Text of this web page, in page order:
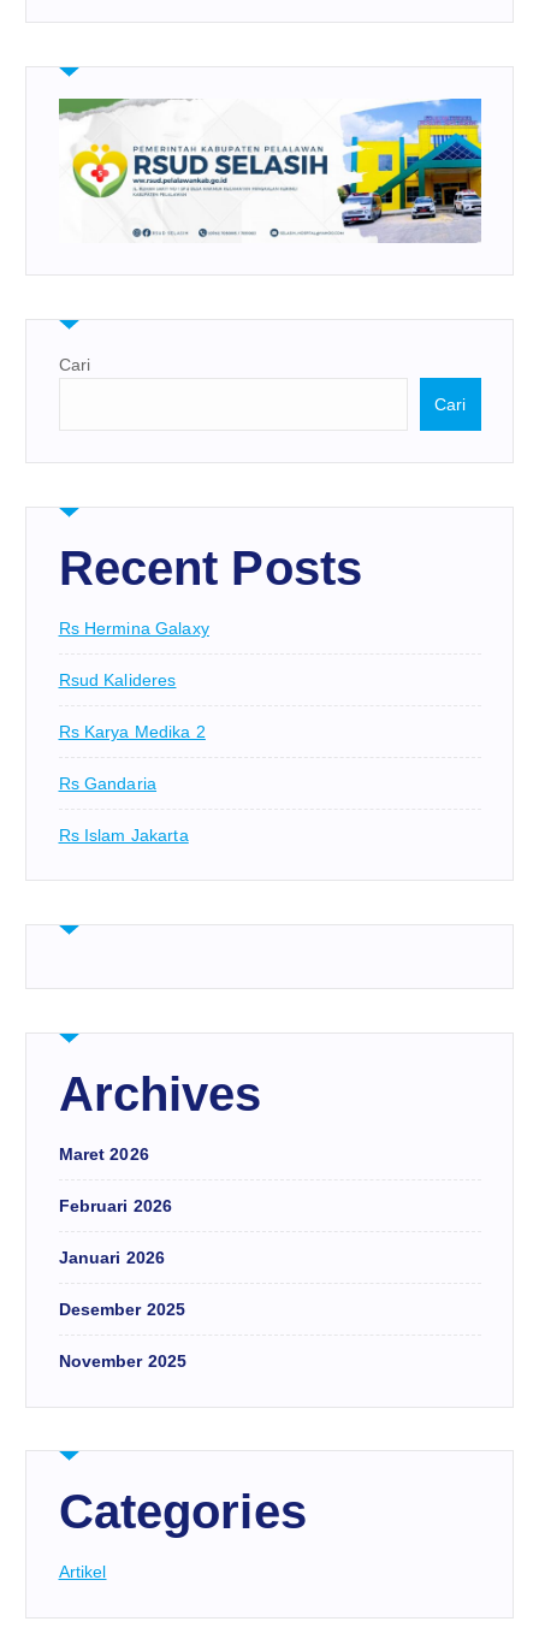
Cari
Cari
Recent Posts
Rs Hermina Galaxy
Rsud Kalideres
Rs Karya Medika 2
Rs Gandaria
Rs Islam Jakarta
Archives
Maret 2026
Februari 2026
Januari 2026
Desember 2025
November 2025
Categories
Artikel